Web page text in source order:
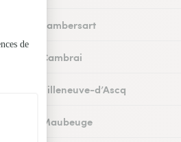
à Lambersart
à Cambrai
à Villeneuve-d’Ascq
à Maubeuge